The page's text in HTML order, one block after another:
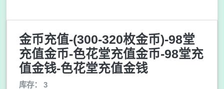
金币充值-(300-320枚金币)-98堂
充值金币-色花堂充值金币-98堂充
值金钱-色花堂充值金钱
库存： 3